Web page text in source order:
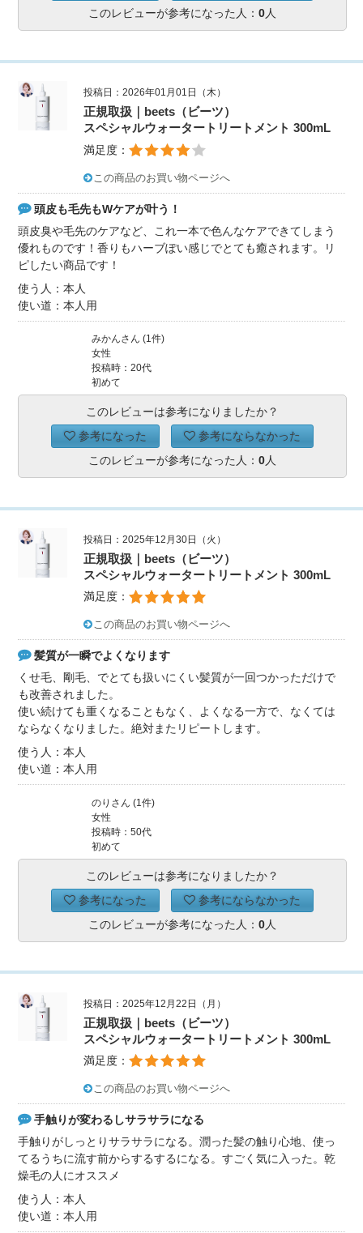
このレビューが参考になった人： 0人
投稿日：2026年01月01日（木）
正規取扱｜beets（ビーツ）
スペシャルウォータートリートメント 300mL
満足度：
この商品のお買い物ページへ
頭皮も毛先もWケアが叶う！
頭皮臭や毛先のケアなど、これ一本で色んなケアできてしまう
優れものです！香りもハーブぽい感じでとても癒されます。リ
ピしたい商品です！
使う人：本人
使い道：本人用
みかんさん (1件)
女性
投稿時：20代
初めて
このレビューは参考になりましたか？
参考になった
参考にならなかった
このレビューが参考になった人： 0人
投稿日：2025年12月30日（火）
正規取扱｜beets（ビーツ）
スペシャルウォータートリートメント 300mL
満足度：
この商品のお買い物ページへ
髪質が一瞬でよくなります
くせ毛、剛毛、でとても扱いにくい髪質が一回つかっただけで
も改善されました。
使い続けても重くなることもなく、よくなる一方で、なくては
ならなくなりました。絶対またリピートします。
使う人：本人
使い道：本人用
のりさん (1件)
女性
投稿時：50代
初めて
このレビューは参考になりましたか？
参考になった
参考にならなかった
このレビューが参考になった人： 0人
投稿日：2025年12月22日（月）
正規取扱｜beets（ビーツ）
スペシャルウォータートリートメント 300mL
満足度：
この商品のお買い物ページへ
手触りが変わるしサラサラになる
手触りがしっとりサラサラになる。潤った髪の触り心地、使っ
てるうちに流す前からするするになる。すごく気に入った。乾
燥毛の人にオススメ
使う人：本人
使い道：本人用